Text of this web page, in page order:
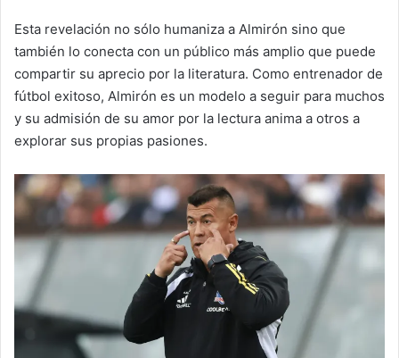
Esta revelación no sólo humaniza a Almirón sino que
también lo conecta con un público más amplio que puede
compartir su aprecio por la literatura. Como entrenador de
fútbol exitoso, Almirón es un modelo a seguir para muchos
y su admisión de su amor por la lectura anima a otros a
explorar sus propias pasiones.